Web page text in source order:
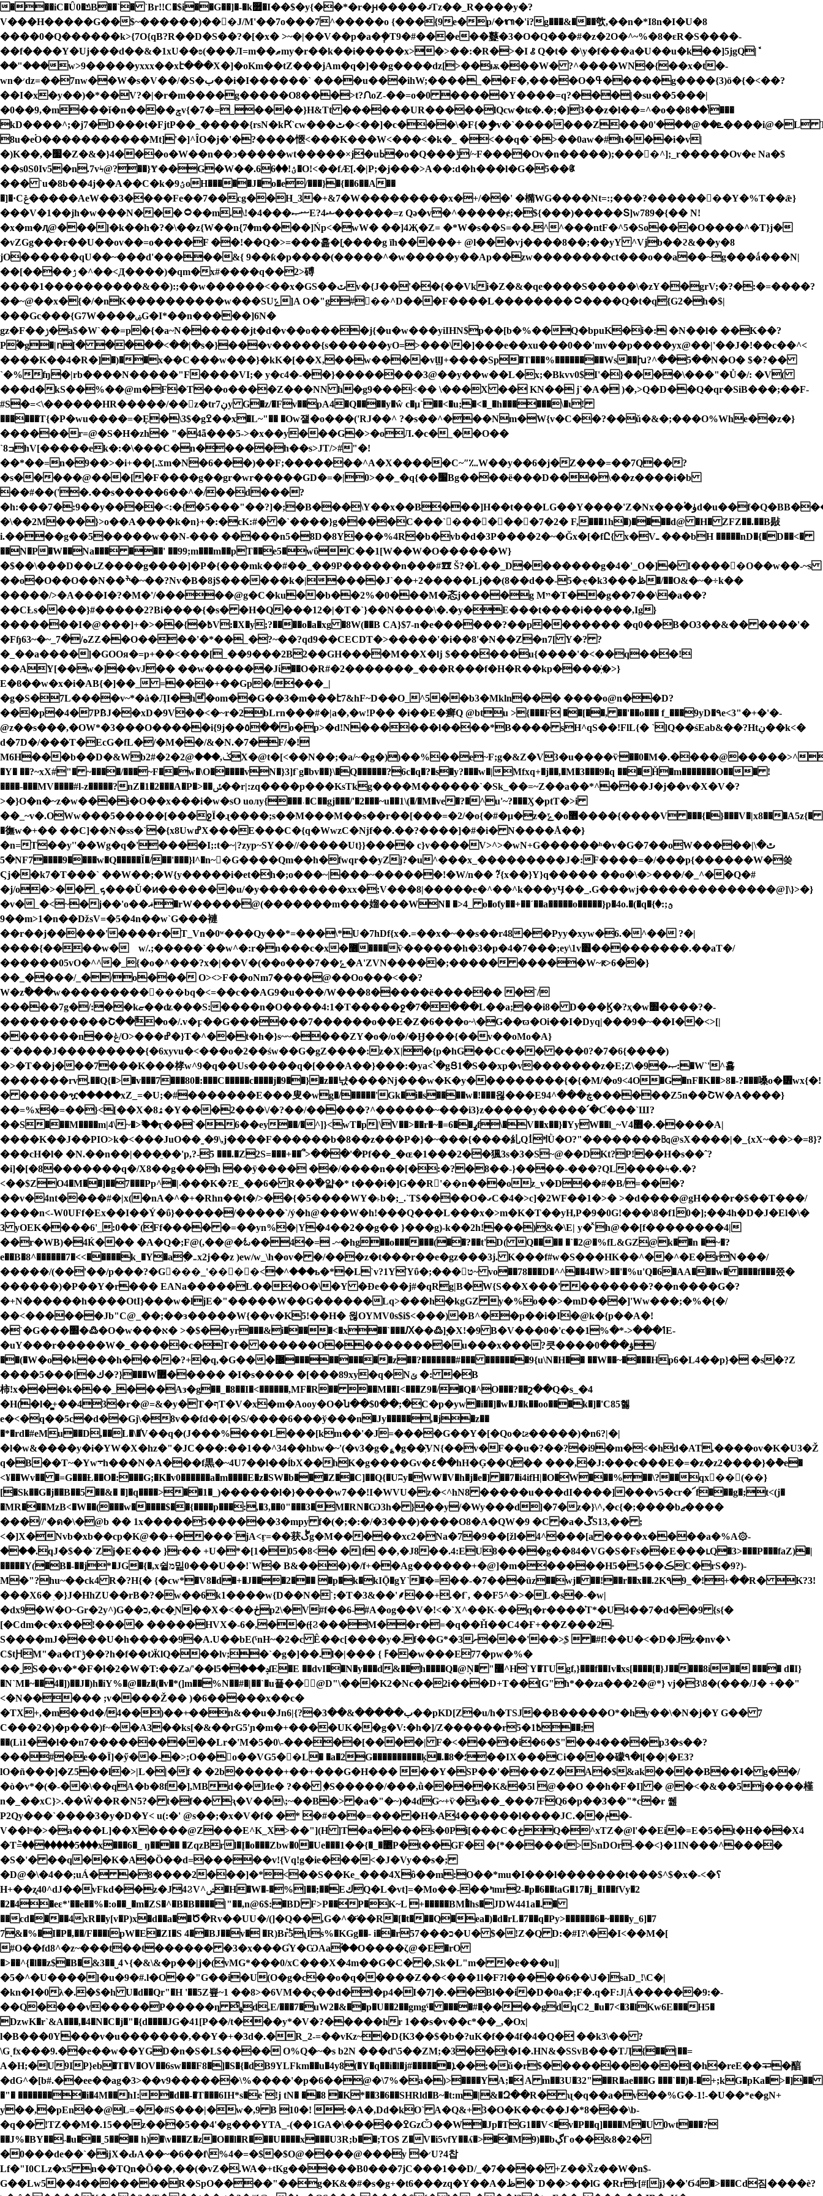
���iC�Ȗ0�ݿB��`� `Br!!C�$i��G��]�-�k࿿�I��$�y{��*�r�ԩ�����ޤTz��_R����y�?
V���H�����G��$~������)���J/M'��7o���7^�����o {���{9e�p/�ᬕ�'i?g���&���㰭,��n�*I8n�I�U�8
����0�Q������k>{7O{qB?R��D�S��?�[�x� >~�|��V��p�a�݄�T9�#���e��鼟�3�O�Q���#�z�2O�^~%�8�ɛR�S����-
��f����Y�Uj���d��&�1xU��ʚ(���Л=m��ޠmy�r��k��i�����x>�>��:�R�>�I⯛Q�t� �\y�f���a�U��u�k��]5jgQ|ܽ
��"���w>9�����yxxx��xէ���X�]�oKm��tZ���jAm�q�]��g����ǳ[>��ѭ���W� ?^����WN�{��x�t�-
wn�׳ǳ=��7nw��W�s�V��/�S�ب��i�I������` ����u���ihW;����_��F�,����O�ߟ�����g����{3)ö�{�<��?
��I�x�y��)�*��V?�|�r�m����g�����O8���>t?ᙁoZ-��=o�0 �����Y����=q?���|�su��5���|
�0��9,�m���ǐ�n����ݮv{�7�=_����}H&Tt ������UR�����lQcw�ʨ�.�;�]3��z�l��=^�o��ݳ��8���
kD����^;�j7�D���t�FjtP��_�����{rsN�kԖ`cw���ٹ�<��]�c���\�F{�ީ�v�`�������Z���ܧ��@���'0����i@�L Tܹ
8u�e۬O�����������Mt]'�]^ÎO�j�'�?����愜<���K���W<���<�k�_ �<��q�`�>��0aw�#h���i�v|
�)K��,�׷�Z�&�}4���o�W��n��ͻ�����wt�����×j�uߕ�o�Q���ݱ/~F����Ov�n�����);���󳣳�^];_r�����Ov�e Na�$
��s0S0Iv5�n.7vϟ@?��}Ɏ��G�W��.ؽ!��66�O!<��fӔ̄[.�|P;�j���>A��:d�h���l�G�5��ꏫ
��� `u�8b��4j��A��C�k�ؽ9oH�����J�o�e/���}�{��6��A��
�]�·Cݝ�����AeW��3����Fe��7��cg��H_3�+&7�W���������x�+/��' �橢WG����Nt=:;���?�������ُ�Y�%T��ǣ}
���V�1��jh�w���N���۝��m.\!�4���ޟޞE?ޝ4������=z Qǝ�v�^�����ɇ;�${���)�����Տ]w789�{�� N!
�x�m�ԯ@���]�k��h�?�\��z{W��nٖ{7�m����]Ńp<�wW� ��]4Җ�Z= �*W�ѕ��S=��.^^���ntF�^5�So���O����^�T}j�
�vΖGg���r��U��ov��=o����F ��!��Q�>=���흞�[֣����g īh�����+ @l���vj����8��;��yY ^Vjb��ϩ&��y�8
jO������qU��~���d'�����&{ 9��ƙ�p����(�����^�w�����y��Ap��zw��������ct���o��a��~g���ǻ���N|
��[����ۯ�^��<Д����)�qm�x#����q��2>磗
����1����������&��):;��w������<��x�GS��ٽv�{J��'��{��Vki�Z�&�qe����S�����\�zY��grV;�?�:�=����?
��~@��x�{�/�nK����������w���SUݻ]A O�"g#��^D���F����L��������۝����Q�t�q{G2�h�$|
���Gc���{G7W����ۻG�I*��n�����]6N�
gz�F��ݫ�a$�W`��=p�{�a~N������jt�d�v��o����j{�u�w���yiIHN$p��[b�%��Q�bpuK�i�: �N��l� ��K��?
P۫�g�|ո[� ����<��|�s�}���v�����{s������yO=>���\�]���e��xu���0��'mv��p����yx@��|'��J�!��c��^<
����K��4�R�]�)��x��C���w���}�kK�[��X,��w����vϢ+����Sp�T���%��������Ws��խ?^��5��N�O� $�?��
`�%ʩ�|rb����N�����"F����VI;� y�c4�-��}��������3@��y��w��L�x;�Bkvv0$I'�}����\���"�Ů�/: �V(
���d�kS��%��@m�F�T��o����Z���NN h�g9���<�� \���X �� KN�� j`�A� )�,>Q�D��Q�qr�SiB���;��F-
#S�=<\������HR�����/��z�tr7ڹy G�z/�Fv��pA4�Q����y�ŵ c�μ`��<�u;�<�_�h������\�ι!
������T{�P�wu����=�Ȩ�\3$�gߐ��x�L~"�� �Ow쟽�o���('RJ��^ ?�s��^���Nm�W{v�C��?��ǔ�&�;���O%Whe��z�}
������r=@�S�H�zh� "�4ǟ���5->�x��y���G�>�oЛ.�c�_��O��
`8ߏhV[�����ek�:�\���C�n�����h��s>JT/>#"�!
��*��=n�9��>�i+��[.ػm�N�6���)��F;�������^A�X�����C~ʺ؊W��y��6�j�Z���=��7Q��?
�s�����@���[�F����g��gr�wr�����GD�=�|0>��_�q{��׸Bg����ë���D���\��z����i�b
��#��('�.��s�����6��^�/��d���?
�h:���7�:9��y����<:�{�5���"��?]�;�B���\Y��x��B���]H��t���LG��Y����'Z�Nx���۠�ۈd�u��f�Q�BB���i"~�~���O�:�Zb⢳̄uV�\��/ �)T����o#�t�9ma�4�,kD)�id#,����3�j����i>g�#ă�WhD�]�#��
�\��2M���}>o��A����k�n}+�:�cK:#� �`����}g����C���`�ٍ������7�2� F,���1h�)����d@ �H� ZFZ��.��B敡
i.����g��5�����w��N-��� �����n5�8D�8Y���%4R�b�vb�d�3P����2�~�Ğx�[�fԸ{ x�Vـ ���bH �����nD�{�D��<�
��N�P�W��Na��� ���' ��99;m���m��pT��e5�wΰC��1[W��W�O������W}
�$��\���D��ւZ����g����]�P�{���mk��#��_��9P������n���#ᮾ Š?�֗L��_D�������g�4�'_O�]� I�����O��w��-~s
��o�O��O��N��ׯ�~��?Nv�B�8j$������k�|����J`��+2�����Lj��(8��d��-5�ҿ�k3���ڟ�/��O&�~�÷k��
�����/>�A���I�?�M�'/�����@g�C�ku��b��2%�0���M�忞j����g Mײ�T��g��7��\�a��?
��CȽs����}#�����2?Bi����{�s� �H�Q���12�|�T�`}��N����\�.�y�E���t����i�����,Ig}
�������I�@���]+�>��{�߿V:�X�y;?����o�a�xg �8W(��B СA}$7-n�e������?��p������� �q0��B�O3��&�� ����'�
�Fɧه/�7_~�~63 ZZ��O����'�*��_�?~��?qd9��CECDT�>�����'�i��8'�N��Z�n7[ Y�? ?
�_��a����]�GOOя�=p+��<���[_��9���2B2��GH����M��X�ǉ $������u{����'�<��q���!
��AY[��w�]��vJ�� ��w������Jί��O�R#�2�������_���R���f�H�R��kp����҉�>}
E�ϐ��w�x�i�AB{�]��_ =���+��Gp�/���_|
�g�S�7L����v~*�ȧ�ӅI�h᷵�om��G��3�m���է7&hF~D��O_^5��b3�Mkln��� ����o@n��D?
���p�4�7PܺBJ��xD�9V��<�~r�2bLrn���#�|a�,�w!Ρ�� �i��E�癣Q @btu >{���F ��[��, ��'��o��� f_���9yD�٩e<3"�+�'�-
@z��s���,�OW*�3���O�����i{9j��٥��o�p>�d!N������l����*B���� sH^qS��!FlL{� `]Q��śEab&��?Htڹ��k<�
d�7D�/���T�EcG�fL�/�M��/&�N.�7�F/�!
M6H���b��D�&Wb2#�ݢ,���@2�2X�@t�[<��N��;�a/~�g�))��%��e~F;g�&Z�V3�u����ѷ��0�M�.����@�����>^&�/D�zy�{�5�3%$��\c�)6@�L��A.A�������H��_3C�eHY�9���M[���򴆸^���lb|i�{�[N�?.��%��������x�l�j�
�Y� ��?~xX#"� ~����/���~F��w�\O�����vN�}3]f`g�bv��}\�Q������?6c�q�?�s�y?���w�|Mfxq+�j��,�M�3���9�q ���Ȟ�m�������O��� !
����˗���MV����#l-z�����?nZ�1�2���A�P�>��ݽ��r|:zq����p���KsTkg����M������`�Sk_��=~Z��a��*^���J�j��v�X�V�?
>�}O�n�~z�w���i�O��x���i�w�sO uoлy{���˓�C��gj���/'�2���~u��1\(�/�M�ve�?�^u'~?���Ӽ�ptT�>i
��_~v�.OWw���5�����[���ջÏ�ɻ����;s��M���M��s��r��[���=�2/�o{�#�μ�z�ݻ�o޻����{����V ���{�}���V�|x8���A5z{�
�㣳w�+�� ��C]��N�ss�`�{x8UwߝX���E���C�{q�WwzC�ǋf��.��?����]�#�i� N����Å��}
�n=T��y''��Wg�q�'����I;:t�~|?zyp~SY��//�����Ut}}���� c}v����V>^>�wN+G������ʰ�v�G�7��oW�����ٿ�\|
�5NF7����9����w�Q�����Ǐ�/��'���}l^�n~�G����Qm��һ�fwqr��yZj?�u^���x_���������J�:֕F����=�/���p{������W�쏮
Ϛj��k7�T���` ��W��;�W{y�����i�et�h�;o���~|���~������ǃ�W/n�� ߬?{x��}Y}q����� ��o�\�>���/�_^��Q�#
�j/o�>�� _ܟ���Ǔ�ͷ�������u/�y���������xx�;V���8|�����e�^��^k���yӋ��_.G���wj��������������@]\}>�}
�v�_�<~�j��'o��ޣ�rW�����@(�������m���媹���WN� �>4_ o�oƭy��+��ˊ��a�����o�����}p�4o.�(�q�ؿ;:�}
��9m>1�n��ǅsV=�5�4n��w`G���褳
��r��j�����'����r�T_Vn�0ʷ���Qy��*=���\*U�7hDf{x�.=��x�~��s��r48��Pyy�xyw�6.�^�� ?�|
����{����w�𥉉w/.;�����`��w^�:r�n���c�x�޶����ѷ������h�3�p�4�7���;ey\1v׋���������.��aT�/
������05vO�^^�_{�o�^���?x�|��V�(��o���7��ݻ�A'ZVN�����;����� �����W~ԟ>6��}
��_����/_�/o��� O><>F��oNm7����@��Oo���<��?
W�z߮���w���������󛧋���bq�<=��c��AG9�u���/W���8�����ë������ �`/
�����7g�/:��kޏ��ʥ���S:����n�O����4:1�T�����ջ�7����L��a;��i8� D���Ϗ�?ҳ�w׽����?�-
�����������Շ��ۗ�o�/.v�ϝ��G������7������o��E�Z�6���o~\�G��ϖ�Oi��I�Dyq|���9�~��I��<>[|
�������n��ݟ/O>���ߝ�}T�^��t�h�}s~~����ZY�o�/o�/�Ӈ���{��v��oMo�A}
�¨����J���������{�6xyvu�<���o�2��św��G�gZ����:z�X|�{p�hG��Cc��� ���0?�7�6{����)
�>�T��j���7���K���㭳w^9�q��Us�����q�[���A��}���:�ya<՝�gՑ1�S��xp�v�������z�E;Z\�9�ޞ:�W`'^횷
�������rv.��Q{�>�v���7���80�:���C�����c����j�9��}�z��냓��� �ǋ���w�K�y���������{�{�M/�ο9<4O�G�nF�K��>8�-?���嗓o�᥻wx{�!
� �����ዧ�����xZ_=�U;�#�������E���叟�wg�/�����'Gk�i�s����w�!���읞���E9ڿ���^4������Z5n��ՇW�A����}
��=%x�=��}<[��X�8ۿ�Y���2���\/�?��/�����?^������~���i3}z�����y�����՛�Ƈ���`Ш?
��S���M����m|4\~�>ޫ��ӷ��`�6��ey��/�^]}<wT�p|\V��>��r�~�=6��ߩf\�V��x��}�YyW��l_~V޽4�.�����A|
����K��J��PIO>k�<���JuO��˷�9\,j����F������b�8��z���P�}�~���{����糺Q1ߞ̓Ǜ�O?"��������㏃@sX����|�_{xX~��>�=8}?
���cH�l� � N.��n��|���ֵ��'p,?-5 ���.�Z2S=���+��՞>���'�Pf��_�ɶ�1���2��猦3s�3�S~@��DKt?P!��H�s��ˆ?
�i]�[�8�������q�/X8��g���h ��ÿ���� ��/����n��[�:�?�8��-}����-���?QL����ϟ�.�?
<��$ZO4�M��]��7���Pp^�|܁���K�?E_��6� R��߰�얇�* t���i�]G��R'��n���oz_v�D��#�B/=���?
��v�4nt����#�|x(�nA�^�+�Rhn��t�/>��{�5����WY�˫b�;_.`T$����O�ގC�4�>c]�2WF��1�>� >�d����@gH���r�$��T���/
����n<-W0UFf�Ex��I��Ý�ΰ}�����/�����`/ý�h@���W�h!���Q���L���x�>m�K�T��yH,P�9�0G!���\8�f10�];��4h�D�J�El�\�
3 yOEK����6'_:0݁��`(Ff���� �=��yn%�|Y�4��2��g�� }���g)-k��2h!���)&�\Ε| y�ͯ`h@��[f��������4|
��r�WB)�4Ќ��� �A�Q�;F@(,��@�ಓ��4�= -~�hg��o������(��?��t'D( Q���� �`�2@�%fL&GZ@k��n �~�?
e��B�8^������7�<<�����k_�Y�a߲�܅x2j��z )ew/w_\h�ov� �/���z�t���r��e�gz���3j. K���f#w�S���HK��^��^�E�rN���/
�����/(��'��/p���?�G���_'�� ��<ؑ�^���ь�*�L`v?1YΎΰ�;���ט~ vo��78���D�^^��4�W>��'�%u'Q�6�AA���w� ����f���쯨�
������)�P��Y�r��� EANa�����L���O�\�Y �Đe���j#�qRg|B�W{S��X���' �������?��n����G�?
�+N������h����OtI}���w�ljE�"�����W��G������Lq>���h�kgGZ y�%o��>�mD���]'Ww���;�%�{�/
��<������Jb"C@_��;��ɜ�����W{��v�K5!��H� 윊OYMV0s$i$<���)�B^��p��i�I�@k�{p��A�!
�`�G���׽�߷�O�w���א� >�$��yr���&i����<�x��`���Ԕ��߷]ׇ�X!�9 B�V���0�'c��ߗ���<-*�1%E-
�uY���r�����W�_�����c�T�� ������O���������u���x���?큿����ۋ���0/
��(�W�o�k���h����?+�q,�G���޼����������z��?�������#��� �������9{u\N�H�� ��W��~����Ηp6�L4��p}� �s�?Z
����5���[�ك�?}���W޿����� �I�s���� �[���89xy�q�Nݵ �: �B
柿!x���k���_���Aз�g��_�8��I�<������,MF�R�� ��M��I<���Z9�/�Q�^O���?��շ��Q�s_�4
�H(̈�l�̻+��43�r�@=&�y�T�ףT�V�x�m�Aooy�O�ն��$0��;�C�р�yw�i��]�w�J�k��oo���k�]�'C85혫
e�<�q��5c�d��Gj\�8v��fd��[�S/����6���ў���n�Jy�����,�j�z��
�*�rd�#eMu��D,��L�\�֬V��q�(J���%���L���[km��'�J=����G��Y�[�Qo�׆ƨ�����)�n6?|�|
�l�w&����y�i�YW�X�hz�"�JC���:��1��^34��hbw�~'(�v3�g�؏�g��҉VN{��v�F��u�?��?�i9�m�<�hd�AT,����ov�K�U3�Ž
q�B��T~�Yw܋h���N�A���f黒�~4U7��l��ĺbX��hK�g����Gv�٤��hH�Ģ��Q�� ���,�J:���c���E�=�z�z2����}�݊�e�
<¥��Wv�� �=G���Ƚ��O�:���G;�K�v0������a�m����E�z�SW�b���Z��C]��Q{�Uʭy�WW�V�h�j�e�] ��7�i4ifH|�O�W���%��\?��qx񢠟��(��}
[�Sk��G�j��B��5��&� �]�q����>��1�_)������l�}����w7��!I�WVU�z�<^hN8 �����u���dI����]���v5�cr�՜f���g�;t<(j�
�MR���MzB<�W��(���w�����$��{����p���:,�3,��0"���3�M�RN�Ѡ3h� }��y/�Wy���d]�7�z�}\^,�c{�;����bޖ����
���//'�ด�\�@b �� 1x�����5������3�mpy f�(�;�:�/�3���)����O8�A�QW�9 �C �a�ڱS13,�� ;
<�]X�Nvb�xb��cp�K@��+����`jA<ӻ=��获ڴg�M�����xc2�Na�7�9��[žl�4^���[a ����x����a�%A۞-
���.qJ�$��`Zj�E��� }r�� +U�*�[1�05�8<� �|f ��,�J8��.4:EU8����g��84�VG�S�Fs��E���ւQ�3>���P���faZ)�|
�����Y(�B�-��j*�JG�{�,x슅מ밆0���U��!`W� B&���)�/f+��Ag������+�@]�m������H5�.5��ڪC�rS�9?)-
M�"?hu~��ck4 R�?H{� {�ϲw*�V8�d�+�J���2��� �p�k�kIǬ�gY`�҇�=��-�7���üz��wj� ��!��r��x��.2K٩9_�!+��R� K?3!
���X6� ׅ�}J�HhZU��rB�?�w��6k1����w{D��N�`;�T�3&��'⸙��+.�f`, ��F5^�>�L�s�-�w|
�dx9�W�O~Gr�2y^)G��כ,�c�Ɲ��X�<��ڂp2\�V#f��6-#A�og��V�!<�`X^��K˞��q�r����̇T*�U4��7�d��9 {s{�
[�Cdm�c�x��!���� �����HVX�-6�,��(̶[Ϩ���M��r�=�q��Ȟ��C4�Ғ+��Z���2-
S����mJ����U�h�����9�A.U��bE(ˤnH~�2�c Ê��c[����y�.f��G*�3ށ���'��>ֲ$  �#f!��U�<�D�Jz�nv�܌
C$tԨM"�a�tTݱ��?h�f��tӜlQ���lv;�`�g�]��.l�|��� { ߓ��w���E77�pw�%�
��˷S��v�*�F�l�2�W�T:��Zә/'��lݚ����5ſE�E ��dvI��N�y���d&��h����Q�@Ņ� "޸^H`Y�TUgf,}���f��Iv�xs[����[�}J�����8i�� ���� d�I}
�N`M�~��4�])��J�)h�iY%�@��z�(�v�*(]m��%N��#�|��`�u푵��ڬۭ@D"\���K2�Nc��2i���D+T��[G"ћ*��za���2�@*} vj�3\8�(���/J� +��"
<�N����� ;v����Ž�� )�6�����x��c�
�TX+,�m��d�/4��)��+̶��n&��u�Jnب�����&��3�?}|6��pKD[Z�u/h�TSJ��B�����O*�hy��\�N�j�Y G�� 7
C���2�)�p���)f~��A3��ks[�&��rG5'ɲ�m�+����UK��g�V:�h�]/Z������r5�1߿��;
��(Lì1��l��n7����������Lr�'M�5�0\-�����[����| F�<���l�i�6�$"��4����p3�s��?
���#�e��Ï]�ӳ��-�>;O��o��VG5�񨇡�L� �a�2G����������ķ�.�؛�8��IX���Ci����礞٩�l[��|�E3?
lO�ñ���]�Z5��l�>|L�|�f � �2b�����+��+���G�H��� ��Y�SP��'����Z�A�$&ak����B��I� g��/
�ò�v*�(�-��\��qA�b�8f�],MBd��Иe� ?�� ٜ �S�����/���,ǜ����K&�5l @��O ��h�F�I] � @�<�&��5j����槿
n�_��xC}>.��Ŵ��R�N5?� t�f�� ԇ�V��\;~��B�> �a�"�~)�4dG~+ѷ�a��_���7FQ6�p��3��"*c�r 쒪
P2Qy���`����3�y�D�Y< u(:�' @s��;�x�V�f� �* �#���=��� �H�A4������l����JC.��ݥ�-
V��lͧ�>�a���L]��X����@Z���E^K_X>��"](H ]T�a����s�0Pi[���C�خQ�^xTZ�@l'��Ei�=E�5�t�H���X4
�Tٞ=�������5���x���6�_ ŋ���� �ZqzBrl�Į�o���Zbw�0�Ue���޵�_�}��1P�t��GF� �{*�����t>SnDOr-��<}�1IN���^����
�S�'� ��q��K�A�Ȍ��d=�����v!{Vq!g�ie���<�J�Vy��s�;
�D@�\�4��;uÁ� �8����2���]�*<��S��Ke_���4Xô��m:O��*mu�I���l�������t���$^$�x�-<�؟
H+��ʐ40^dJ��vFkd��z�J4ϨV^ݾ�H�W�-�%]��;��EكQ�L�vt]=�Mo��-��ߤmr2-�p�6��taG�17�j_�I��fVy�2
�2�4�eɛ*'��e��%�:o��_�m�ZS�^�B�B����|"��,n@6$:�BD F>P��P�K~L +�����BM�ͭhs�JDW441a�.�
��cd����4xR��y[v�P)x�d��a��Ծ�Rv��UU�/(]�Q��,G�^�҃��R�[�t���Q�ea�)�d�rL�7��q�Py>������6�~����y_6]�7
7&�%�I�P�,��/F���lpW�E�ZI�S 4��BJ��v� �R)׃Br֟5ʅIs%�KGg��- i��r5כ���7�U� $�!Z�Q D:�#I?\��I<��M�[
#O��fd8^�z~���t��t������ �3�x���ƓY�ѠAaؙ��O����ζ@�E�rO
�>��^{�l��z$�B�&3��˽4܌{�&\&�p��|j�(vМG*���0/xC���X�4m��G�C� �,Sk�L"m� �e���u]|
�5�^�U����]�u�9�#.l�O��"G��i�U(O�g�c��o�q�����Z��<���1l�F?l�����6��\J�]saD_!\C�|
�kn�I�0λ�.�$�h U�d��Qr"�H '��5Z쁖~1 ��8>�6VM��ς��d�l�p4�I�7]�.��Bl��i�D�0a�;F�.q�F:J|Á������9:�-
��Q����v�����P�����ȵ ͬﭝd,E/���7�uW2�&��p�U��2��gmgˤ� ����#�֭����gdqC2_�u�7<�3�lKw6E���H5�
ǲwK�r`&A���,�4�N�C�j�"�{d����ЈG�41[P��/t���y*�V�?�����hr 1��s�v��c*��_,�Ox|
l�B���0Y���v�u�������,��Y�+�3d�.�R_2-=��vKz~�D{K3��$�b�?uK�f��4f�4�Q� ��k3\�� ?
\Gͺfx���9.��e��w��YGD�n�S�L$���� O%Q�~�s b2N ���ď\5��ZM;�3��t�I�.HN&�SSvB���TӅ{��|��=
A�H;�U9IP}eb�T�V�OV��6sw���F8�]�S�{�dB9YLFkm��u�4y8(�Y�q��i�l�j#������ܐ��;�ŭ�r$����������[�h�reE��⮒�醕
�dԌ^�[b#.��ee��ag�3>��v9������\%����'�p�6��@�\7%�a�)>ֺ����YA;� A m��3U�32"��R�ae���G ���`��)�-�+;kG�pKa�>�]��
�"� ��������i�4M��hI:�d��-�T���6IH*s�e`!j tN� ��8 �K*��3�6��SHRld�B~�t:m�|&�Զ��R� ʯ�q��a�v��%G�-1!-�U��*e�gN+
y��,�pEn��@L=��#S���|�w�,9 B 10�! :�А�,Dd�kO` A�Q&+3�O�K��c��J�*8���\b-
�q�� !TZ��M�.15��z���5��4'�g���YTA_-(��1GA�\�����ߐGzѼ��W�Jp�TG1��V<�v�P��q]����M�U 0wt���?
��J%�BY��˵�u���ˍ5���� h)�\v���Z�z�O��l�R���U����x���U3R;b��;TO$ Z�V�i5vfY��ʎ�>��M9)��bڲf`o��&8�2�
�0���de��`�ĳX�ԂA��~�6��f\%4�=�$�$O@����@���y �׳U?4찹
Lf�"I0CLz�x5 n��TQn�Õ��,��(�vZ�.WA�+tKg�����B0���7jC���1��D/_�7���� +Z��X̚z��W�n$-
G��Lw5��4�������R�SpO����"��g�K&�#�s�g+�t6���zq�Y��A�ظ�`D��>��lG �Rrr[#[j}��'Ϭ4�>���Cd짐����è?